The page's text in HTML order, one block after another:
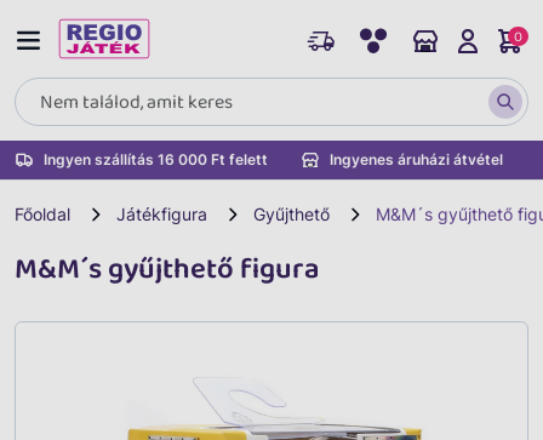
Ingyen szállítás 16 000 Ft felett Ingyenes áruházi átvétel
0
Főoldal Játékfigura Gyűjthető M&M´s gyűjthető
M&M´s gyűjthető figura